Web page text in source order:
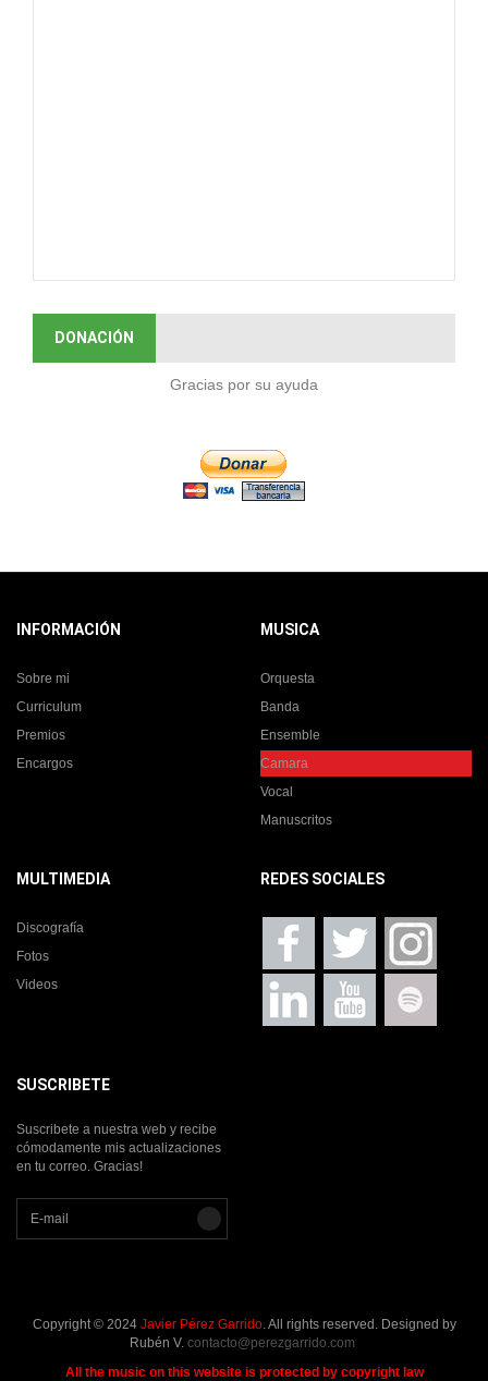
DONACIÓN
Gracias por su ayuda
INFORMACIÓN
Sobre mi
Curriculum
Premios
Encargos
MUSICA
Orquesta
Banda
Ensemble
Camara
Vocal
Manuscritos
MULTIMEDIA
Discografía
Fotos
Videos
REDES SOCIALES
SUSCRIBETE
Suscribete a nuestra web y recibe
cómodamente mis actualizaciones
en tu correo. Gracias!
Copyright © 2024 Javier Pérez Garrido. All rights reserved. Designed by
Rubén V. contacto@perezgarrido.com
All the music on this website is protected by copyright law